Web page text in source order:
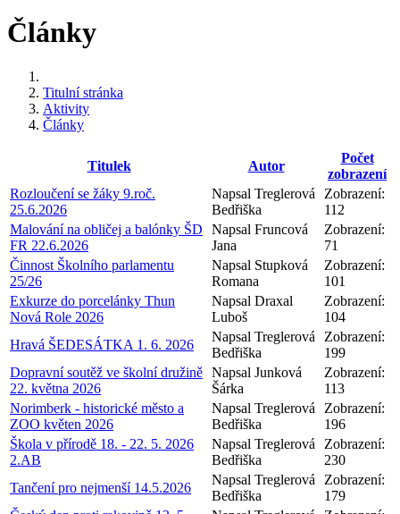
Články
Titulní stránka
Aktivity
Články
Titulek Autor
Počet
zobrazení
Rozloučení se žáky 9.roč.
25.6.2026
Napsal Treglerová
Bedřiška
Zobrazení:
112
Malování na obličej a balónky ŠD
FR 22.6.2026
Napsal Fruncová
Jana
Zobrazení:
71
Činnost Školního parlamentu
25/26
Napsal Stupková
Romana
Zobrazení:
101
Exkurze do porcelánky Thun
Nová Role 2026
Napsal Draxal
Luboš
Zobrazení:
104
Hravá ŠEDESÁTKA 1. 6. 2026
Napsal Treglerová
Bedřiška
Zobrazení:
199
Dopravní soutěž ve školní družině
22. května 2026
Napsal Junková
Šárka
Zobrazení:
113
Norimberk - historické město a
ZOO květen 2026
Napsal Treglerová
Bedřiška
Zobrazení:
196
Škola v přírodě 18. - 22. 5. 2026
2.AB
Napsal Treglerová
Bedřiška
Zobrazení:
230
Tančení pro nejmenší 14.5.2026
Napsal Treglerová
Bedřiška
Zobrazení:
179